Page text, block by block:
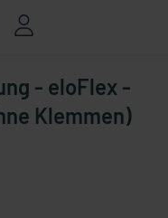
- eloFlex -
Klemmen)